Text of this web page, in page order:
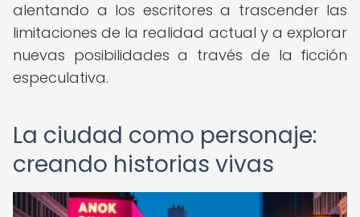
alentando a los escritores a trascender las
limitaciones de la realidad actual y a explorar
nuevas posibilidades a través de la ficción
especulativa.
La ciudad como personaje:
creando historias vivas